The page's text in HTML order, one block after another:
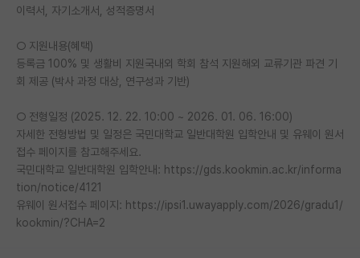
이벤트
반도체 아카데미
재팬라운지 🌸
이력서, 자기소개서, 성적증명서
○ 지원내용(혜택)
등록금 100% 및 생활비 지원국내외 학회 참석 지원해외 교류기관 파견 기
회 제공 (박사 과정 대상, 연구성과 기반)
○ 전형일정 (2025. 12. 22. 10:00 ~ 2026. 01. 06. 16:00)
자세한 전형방법 및 일정은 국민대학교 일반대학원 입학안내 및 유웨이 원서
접수 페이지를 참고해주세요.
국민대학교 일반대학원 입학안내: https://gds.kookmin.ac.kr/informa
tion/notice/4121
유웨이 원서접수 페이지: https://ipsi1.uwayapply.com/2026/gradu1/
kookmin/?CHA=2